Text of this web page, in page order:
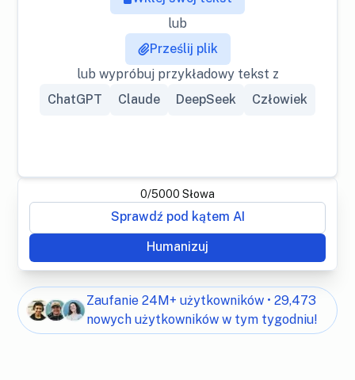
lub
Prześlij plik
lub wypróbuj przykładowy tekst z
ChatGPT
Claude DeepSeek Człowiek
0/5000 Słowa
Sprawdź pod kątem AI
Humanizuj
Zaufanie 24M+ użytkowników • 29,473
nowych użytkowników w tym tygodniu!